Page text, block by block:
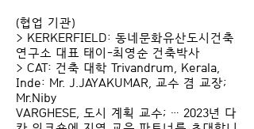
(협업 기관)
> KERKERFIELD: 동네문화유산도시건축
연구소 대표 태이-최영순 건축박사
> CAT: 건축 대학 Trivandrum, Kerala,
Inde: Mr. J.JAYAKUMAR, 교수 겸 교장;
Mr.Niby
VARGHESE, 도시 계획 교수; … 2023년 다